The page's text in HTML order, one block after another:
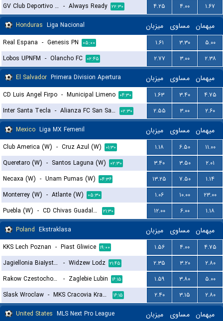
GV Club Deportivo San Jose de Oruro - Always Ready ۲۲:۳۰ ۴.۲۵ ۴.۰۰
۱.۶۷
Honduras Liga Nacional میزبان مساوی میهمان
Real Espana - Genesis PN ۰۵:۰۰ ۱.۶۱ ۳.۳۰
۵.۰۰
Lobos UPNFM - Olancho FC ۰۲:۴۵ ۲.۷۷ ۳.۰۰
۲.۳۸
El Salvador Primera Division Apertura میزبان مساوی میهمان
CD Luis Angel Firpo - Municipal Limeno ۰۴:۳۰ ۱.۶۳ ۳.۴۰
۴.۷۵
Inter Santa Tecla - Alianza FC San Salvador ۰۲:۳۰ ۲.۵۵ ۳.۰۰
۲.۶۰
Mexico Liga MX Femenil میزبان مساوی میهمان
Club America (W) - Cruz Azul (W) ۰۱:۳۰ ۱.۱۸ ۶.۵۰
۱۱.۰۰
Queretaro (W) - Santos Laguna (W) ۰۲:۳۰ ۳.۴۰ ۳.۵۰
۲.۰۱
Necaxa (W) - Unam Pumas (W) ۰۴:۳۶ ۱۳.۲۵ ۷.۵۰
۱.۱۴
Monterrey (W) - Atlante (W) ۰۵:۳۰ ۱.۰۶ ۱۰.۰۰
۲۳.۰۰
Puebla (W) - CD Chivas Guadalajara (W) ۲۱:۳۰ ۱۲.۰۰ ۶.۰۰
۱.۱۸
Poland Ekstraklasa میزبان مساوی میهمان
KKS Lech Poznan - Piast Gliwice ۱۹:۰۰ ۱.۵۶ ۴.۰۰
۴.۷۵
Jagiellonia Białystok
- Widzew Lodz ۲۱:۴۵ ۲.۳۵ ۳.۲۰
۲.۸۰
Rakow Czestochowa
- Zaglebie Lubin ۱۶:۱۵ ۱.۵۹ ۳.۸۰
۵.۰۰
Slask Wroclaw - MKS Cracovia Krakow ۱۶:۱۵ ۲.۴۰ ۳.۱۵
۲.۸۰
United States MLS Next Pro League میزبان مساوی میهمان